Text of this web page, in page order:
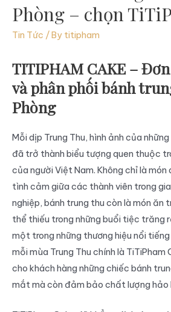
Phòng – chọn
Tin Tức / By titipham
TITIPHAM CAKE –
và phân phối bánh
Phòng
Mỗi dịp Trung Thu, hình ảnh của
đã trở thành biểu tượng quen thuộc
của người Việt Nam. Không chỉ là món
tình cảm giữa các thành viên trong
nghiệp, bánh trung thu còn là món ăn
thể thiếu trong những buổi tiệc trăng
một trong những thương hiệu nổi
mỗi mùa Trung Thu chính là TiTiPham
cho khách hàng những chiếc bánh
mắt mà còn đảm bảo chất lượng hảo